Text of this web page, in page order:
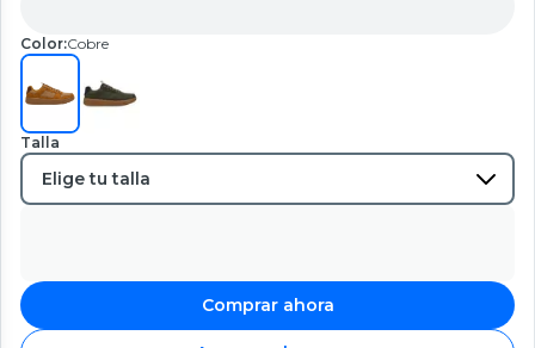
Color:Cobre
Talla
Comprar ahora